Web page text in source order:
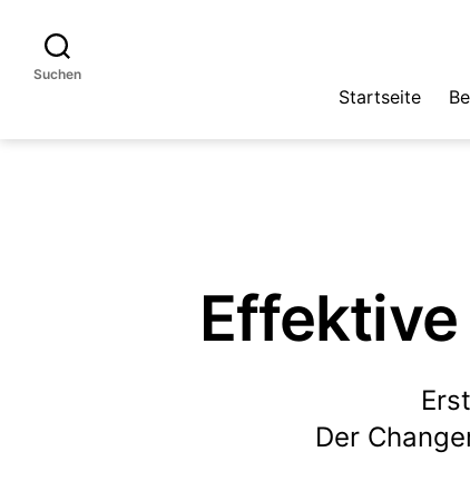
Startseite
Suchen
Der